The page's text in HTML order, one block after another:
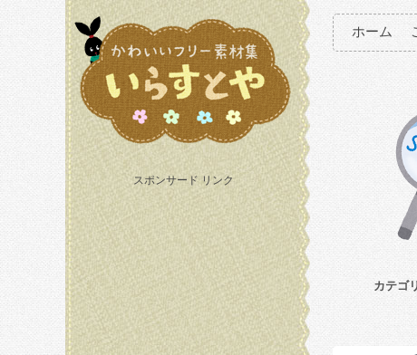
スポンサード リンク
ホーム
カテゴ